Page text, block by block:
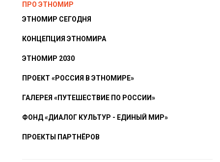
ПРО ЭТНОМИР
ЭТНОМИР СЕГОДНЯ
КОНЦЕПЦИЯ ЭТНОМИРА
ЭТНОМИР 2030
ПРОЕКТ «РОССИЯ В ЭТНОМИРЕ»
ГАЛЕРЕЯ «ПУТЕШЕСТВИЕ ПО РОССИИ»
ФОНД «ДИАЛОГ КУЛЬТУР - ЕДИНЫЙ МИР»
ПРОЕКТЫ ПАРТНЁРОВ